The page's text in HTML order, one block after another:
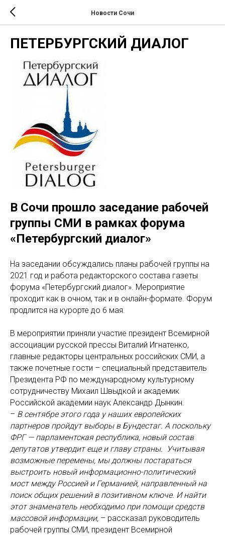
Новости Сочи
ПЕТЕРБУРГСКИЙ ДИАЛОГ
В Сочи прошло заседание рабочей
группы СМИ в рамках форума
«Петербургский диалог»
На заседании обсуждались планы рабочей группы на
2021 год и работа редакторского состава газеты
форума «Петербургский диалог». Мероприятие
проходит как в очном, так и в онлайн-формате. Форум
продлится на курорте до 6 мая.
В мероприятии приняли участие президент Всемирной
ассоциации русской прессы Виталий Игнатенко,
главные редакторы центральных российских СМИ, а
также почетные гости – специальный представитель
Президента РФ по международному культурному
сотрудничеству Михаил Швыдкой и академик
Российской академии наук Александр Дынкин.
– В сентябре этого года у наших европейских
партнеров пройдут выборы в Бундестаг. А поскольку
ФРГ — парламентская республика, новый состав
депутатов утвердит еще и главу страны. Учитывая
возможные перемены, мы должны постараться
выстроить новый информационно-политический
мост между Россией и Германией, направленный на
поиск общих решений в позитивном ключе. И найти
этот знаменатель необходимо при помощи средств
массовой информации, – рассказал руководитель
рабочей группы СМИ, президент Всемирной